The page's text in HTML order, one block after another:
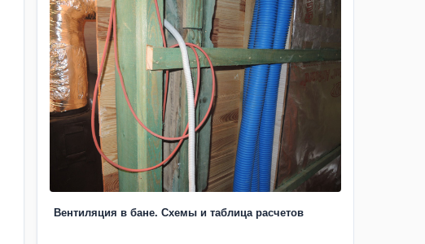
Вентиляция в бане. Схемы и таблица расчетов